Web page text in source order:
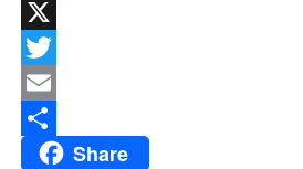
Facebook
X
Twitter
Email
Del
Share